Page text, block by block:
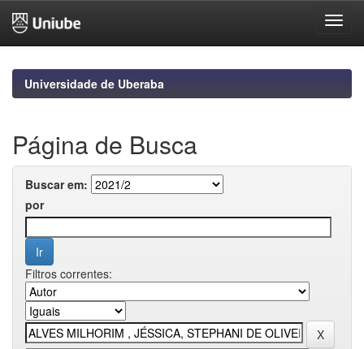
navigationUniversidade de Uberaba
Página de Busca
Buscar em:
por
Filtros correntes: